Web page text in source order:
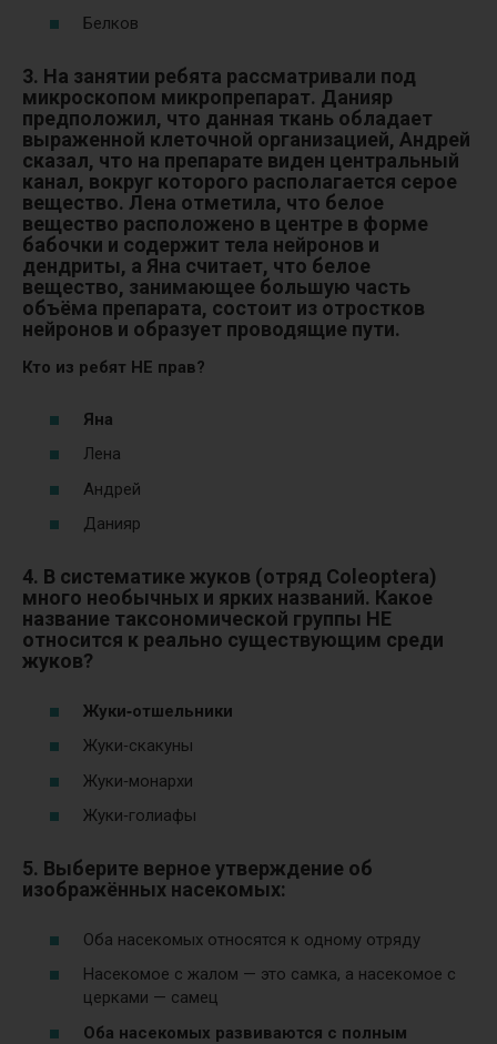
Белков
3. На занятии ребята рассматривали под
микроскопом микропрепарат. Данияр
предположил, что данная ткань обладает
выраженной клеточной организацией, Андрей
сказал, что на препарате виден центральный
канал, вокруг которого располагается серое
вещество. Лена отметила, что белое
вещество расположено в центре в форме
бабочки и содержит тела нейронов и
дендриты, а Яна считает, что белое
вещество, занимающее большую часть
объёма препарата, состоит из отростков
нейронов и образует проводящие пути.
Кто из ребят НЕ прав?
Яна
Лена
Андрей
Данияр
4. В систематике жуков (отряд Coleoptera)
много необычных и ярких названий. Какое
название таксономической группы НЕ
относится к реально существующим среди
жуков?
Жуки‑отшельники
Жуки‑скакуны
Жуки‑монархи
Жуки‑голиафы
5. Выберите верное утверждение об
изображённых насекомых:
Оба насекомых относятся к одному отряду
Насекомое с жалом — это самка, а насекомое с
церками — самец
Оба насекомых развиваются с полным